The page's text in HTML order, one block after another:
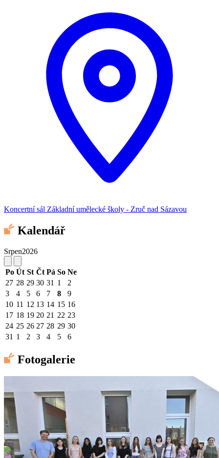
Koncertní sál Základní umělecké školy - Zruč nad Sázavou
Kalendář
Srpen2026
Po Út St Čt Pá So Ne
27 28 29 30 31 1
2
3
4 5 6 7 8
9
10 11 12 13 14 15 16
17 18 19 20 21 22 23
24 25 26 27 28 29 30
31 1 2 3 4 5 6
Fotogalerie